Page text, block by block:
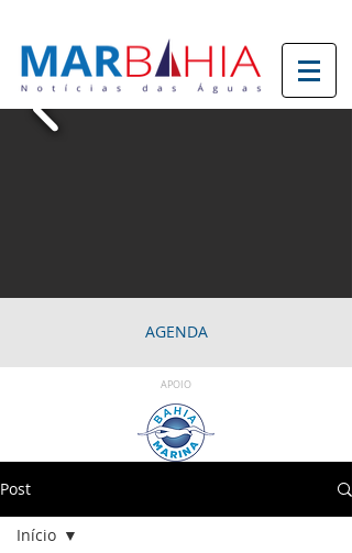
AGENDA
APOIO
Post
Início